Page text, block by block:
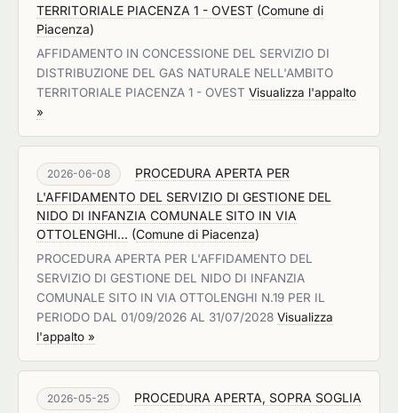
TERRITORIALE PIACENZA 1 - OVEST (Comune di
Piacenza)
AFFIDAMENTO IN CONCESSIONE DEL SERVIZIO DI
DISTRIBUZIONE DEL GAS NATURALE NELL'AMBITO
TERRITORIALE PIACENZA 1 - OVEST Visualizza l'appalto
»
2026-06-08
PROCEDURA APERTA PER
L'AFFIDAMENTO DEL SERVIZIO DI GESTIONE DEL
NIDO DI INFANZIA COMUNALE SITO IN VIA
OTTOLENGHI... (Comune di Piacenza)
PROCEDURA APERTA PER L'AFFIDAMENTO DEL
SERVIZIO DI GESTIONE DEL NIDO DI INFANZIA
COMUNALE SITO IN VIA OTTOLENGHI N.19 PER IL
PERIODO DAL 01/09/2026 AL 31/07/2028 Visualizza
l'appalto »
2026-05-25
PROCEDURA APERTA, SOPRA SOGLIA